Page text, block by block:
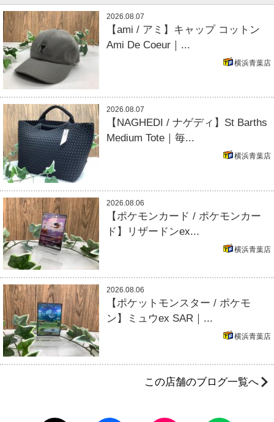
2026.08.07
【ami / アミ】キャップ コットン
Ami De Coeur｜...
横浜青葉店
2026.08.07
【NAGHEDI / ナゲディ】St Barths
Medium Tote｜毎...
横浜青葉店
2026.08.06
【ポケモンカード / ポケモンカー
ド】リザードンex...
横浜青葉店
2026.08.06
【ポケットモンスター / ポケモ
ン】ミュウex SAR｜...
横浜青葉店
この店舗のブログ一覧へ